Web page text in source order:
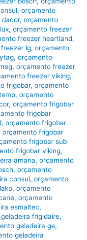
,orçamento
dacor,orçamento
,orçamento freezer
freezer heartland,
lg,orçamento
,orçamento
,orçamento freezer
freezer viking,
frigobar,orçamento
,orçamento
,orçamento frigobar
frigobar
,orçamento frigobar
orçamento frigobar
frigobar sub
frigobar viking,
amana,orçamento
,orçamento
consul,orçamento
,orçamento
,orçamento
esmaltec,
frigidaire,
geladeira ge,
geladeira